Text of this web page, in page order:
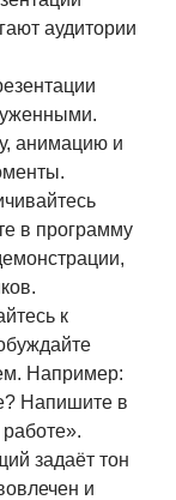
аудитории
анимацию и
в программу
к
Например:
Напишите в
задаёт тон
и